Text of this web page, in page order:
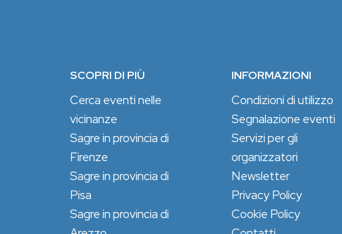
SCOPRI DI PIÙ
Cerca eventi nelle
vicinanze
Sagre in provincia di
Firenze
Sagre in provincia di
Pisa
Sagre in provincia di
INFORMAZIONI
Condizioni di utilizzo
Segnalazione eventi
Servizi per gli
organizzatori
Newsletter
Privacy Policy
Cookie Policy